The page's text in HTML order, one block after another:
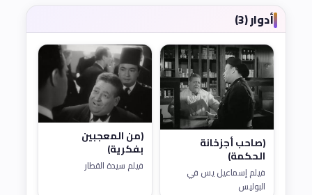
أدوار (3)
(صاحب أجزخانة
الحكمة)
فيلم إسماعيل يس في
البوليس
(من المعجبين
بفكرية)
فيلم سيدة القطار